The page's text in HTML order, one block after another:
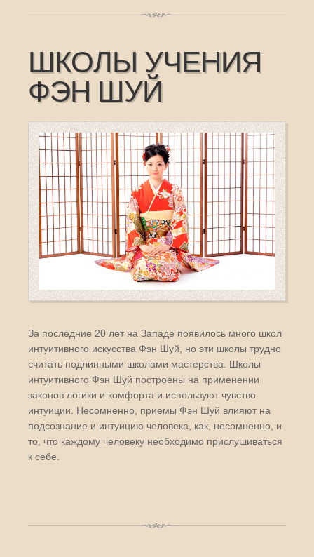
ШКОЛЫ УЧЕНИЯ
ФЭН ШУЙ
За последние 20 лет на Западе появилось много школ
интуитивного искусства Фэн Шуй, но эти школы трудно
считать подлинными школами мастерства. Школы
интуитивного Фэн Шуй построены на применении
законов логики и комфорта и используют чувство
интуиции. Несомненно, приемы Фэн Шуй влияют на
подсознание и интуицию человека, как, несомненно, и
то, что каждому человеку необходимо прислушиваться
к себе.